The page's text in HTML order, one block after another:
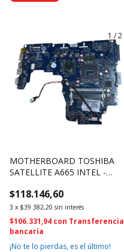
1 /2
MOTHERBOARD TOSHIBA
SATELLITE A665 INTEL -
$118.146,60
3 x $39.382,20 sin interés
$106.331,94 con Transferencia
bancaria
¡No te lo pierdas, es el último!